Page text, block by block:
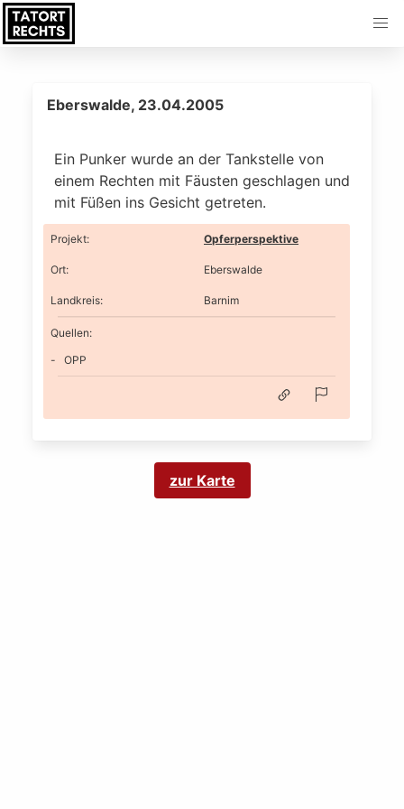
Eberswalde, 23.04.2005
Ein Punker wurde an der Tankstelle von
einem Rechten mit Fäusten geschlagen und
mit Füßen ins Gesicht getreten.
Projekt: Opferperspektive
Ort: Eberswalde
Landkreis: Barnim
Quellen:
OPP
zur Karte